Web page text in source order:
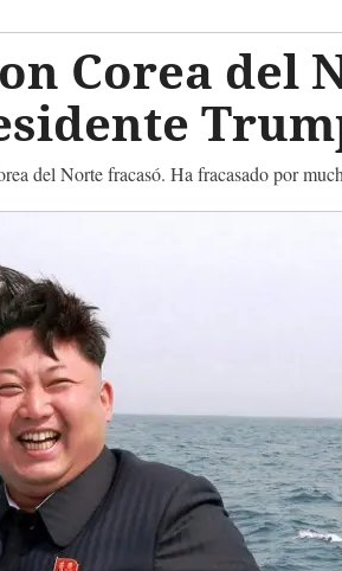
Corea del
del Norte fracasó. Ha fracasado por